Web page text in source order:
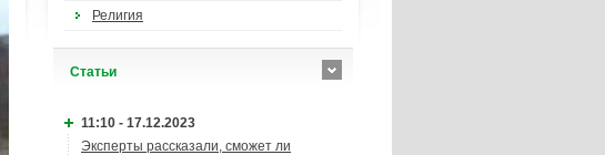
Религия
Cтатьи
11:10 - 17.12.2023
Эксперты рассказали, сможет ли